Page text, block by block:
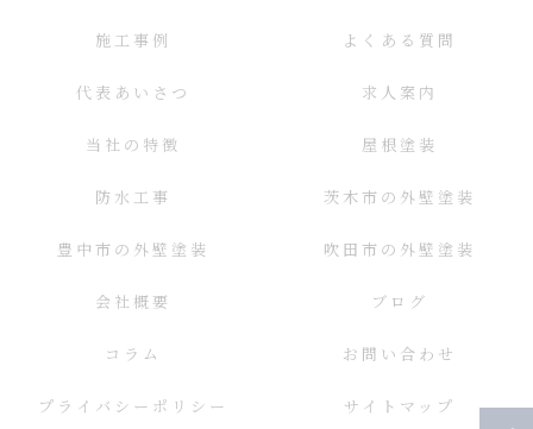
施工事例 よくある質問
代表あいさつ 求人案内
当社の特徴 屋根塗装
防水工事 茨木市の外壁塗装
豊中市の外壁塗装 吹田市の外壁塗装
会社概要 ブログ
コラム お問い合わせ
プライバシーポリシー サイトマップ